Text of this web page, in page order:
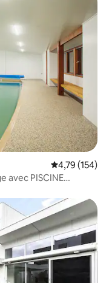
Note
4,79 (154)
avec PISCINE
aimés